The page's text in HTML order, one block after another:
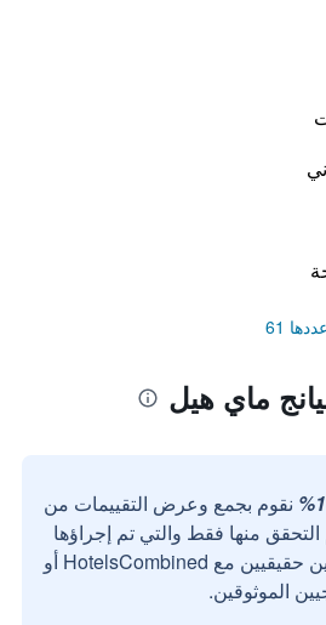
61
ماي هيل
نقوم بجمع وعرض التقييمات من
منها فقط والتي تم إجراؤها
بواسطة مستخدمين حقيقيين مع HotelsCombined أو
الموثوقين.